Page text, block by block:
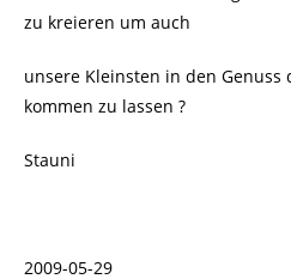
zu kreieren um auch
unsere Kleinsten in den Genuss
kommen zu lassen ?
Stauni
2009-05-29